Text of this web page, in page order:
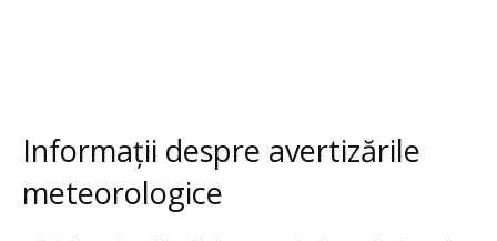
Informații despre avertizările
meteorologice